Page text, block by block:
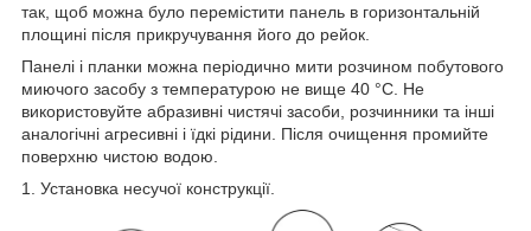
так, щоб можна було перемістити панель в горизонтальній
площині після прикручування його до рейок.
Панелі і планки можна періодично мити розчином побутового
миючого засобу з температурою не вище 40 °C. Не
використовуйте абразивні чистячі засоби, розчинники та інші
аналогічні агресивні і їдкі рідини. Після очищення промийте
поверхню чистою водою.
1. Установка несучої конструкції.